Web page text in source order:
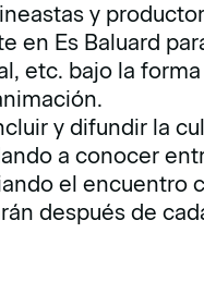
y
en Es Baluard
etc. bajo la
y difundir la
a conocer
el encuentro
después de